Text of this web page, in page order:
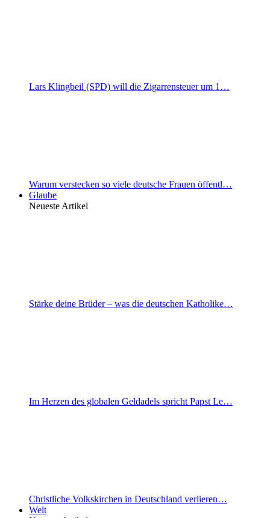
Lars Klingbeil (SPD) will die Zigarrensteuer um 1…
Warum verstecken so viele deutsche Frauen öffentl…
Glaube
Neueste Artikel
Stärke deine Brüder – was die deutschen Katholike…
Im Herzen des globalen Geldadels spricht Papst Le…
Christliche Volkskirchen in Deutschland verlieren…
Welt